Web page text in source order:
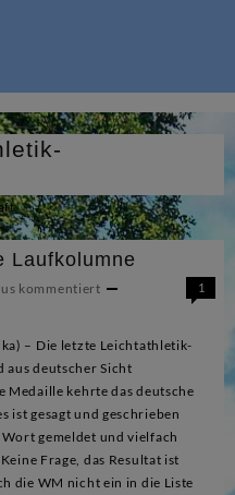
Laufkolumne
kommentiert
1
– Die letzte Leichtathletik-
aus deutscher Sicht
Medaille kehrte das deutsche
ist gesagt und geschrieben
gemeldet und vielfach
Frage, das Resultat ist
die WM nicht ein in die Liste